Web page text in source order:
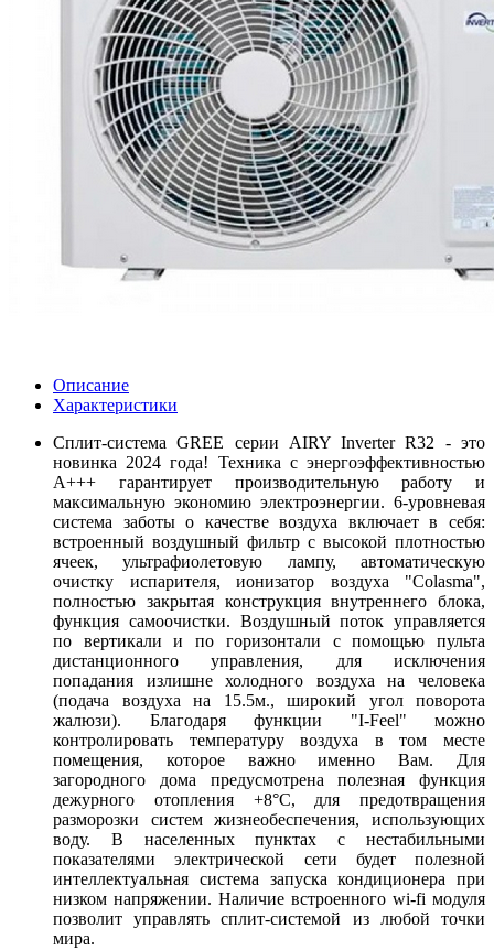
Описание
Характеристики
Сплит-система GREE серии AIRY Inverter R32 - это
новинка 2024 года! Техника с энергоэффективностью
А+++ гарантирует производительную работу и
максимальную экономию электроэнергии. 6-уровневая
система заботы о качестве воздуха включает в себя:
встроенный воздушный фильтр с высокой плотностью
ячеек, ультрафиолетовую лампу, автоматическую
очистку испарителя, ионизатор воздуха "Colasma",
полностью закрытая конструкция внутреннего блока,
функция самоочистки. Воздушный поток управляется
по вертикали и по горизонтали с помощью пульта
дистанционного управления, для исключения
попадания излишне холодного воздуха на человека
(подача воздуха на 15.5м., широкий угол поворота
жалюзи). Благодаря функции "I-Feel" можно
контролировать температуру воздуха в том месте
помещения, которое важно именно Вам. Для
загородного дома предусмотрена полезная функция
дежурного отопления +8°С, для предотвращения
разморозки систем жизнеобеспечения, использующих
воду. В населенных пунктах с нестабильными
показателями электрической сети будет полезной
интеллектуальная система запуска кондиционера при
низком напряжении. Наличие встроенного wi-fi модуля
позволит управлять сплит-системой из любой точки
мира.